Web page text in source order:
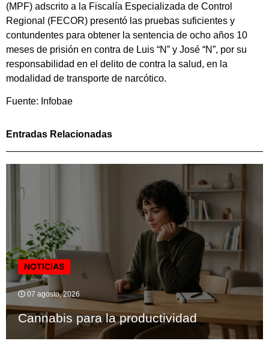
(MPF) adscrito a la Fiscalía Especializada de Control
Regional (FECOR) presentó las pruebas suficientes y
contundentes para obtener la sentencia de ocho años 10
meses de prisión en contra de Luis “N” y José “N”, por su
responsabilidad en el delito de contra la salud, en la
modalidad de transporte de narcótico.
Fuente: Infobae
Entradas Relacionadas
NOTICIAS
07 agosto, 2026
Cannabis para la productividad